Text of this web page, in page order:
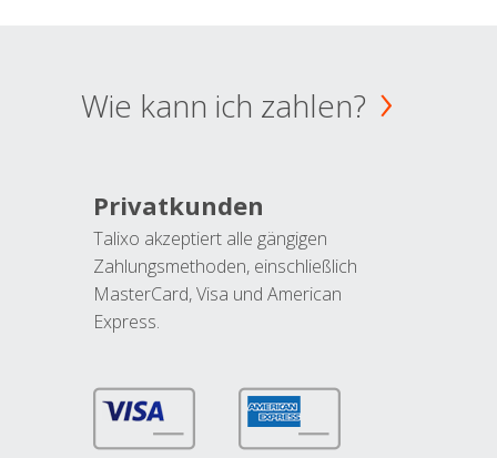
Wie kann ich zahlen?
Privatkunden
Talixo akzeptiert alle gängigen
Zahlungsmethoden, einschließlich
MasterCard, Visa und American
Express.